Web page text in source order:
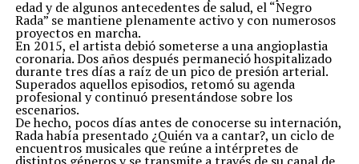
edad y de algunos antecedentes de salud, el “Negro
Rada” se mantiene plenamente activo y con numerosos
proyectos en marcha.
En 2015, el artista debió someterse a una angioplastia
coronaria. Dos años después permaneció hospitalizado
durante tres días a raíz de un pico de presión arterial.
Superados aquellos episodios, retomó su agenda
profesional y continuó presentándose sobre los
escenarios.
De hecho, pocos días antes de conocerse su internación,
Rada había presentado ¿Quién va a cantar?, un ciclo de
encuentros musicales que reúne a intérpretes de